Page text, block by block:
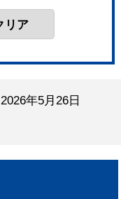
2026年5月26日